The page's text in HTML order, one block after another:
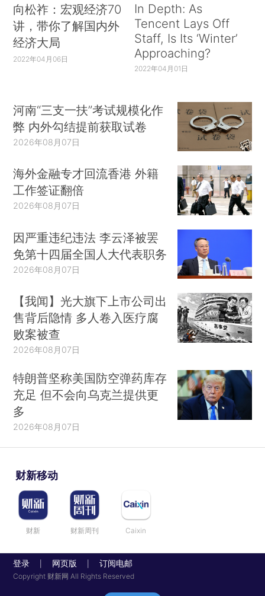
向松祚：宏观经济70
讲，带你了解国内外
经济大局
2022年04月06日
In Depth: As
Tencent Lays Off
Staff, Is Its ‘Winter’
Approaching?
2022年04月01日
河南“三支一扶”考试规模化作
弊 内外勾结提前获取试卷
2026年08月07日
海外金融专才回流香港 外籍
工作签证翻倍
2026年08月07日
因严重违纪违法 李云泽被罢
免第十四届全国人大代表职务
2026年08月07日
【我闻】光大旗下上市公司出
售背后隐情 多人卷入医疗腐
败案被查
2026年08月07日
特朗普坚称美国防空弹药库存
充足 但不会向乌克兰提供更
多
2026年08月07日
财新移动
财新 财新周刊 Caixin
登录 网页版 订阅电邮
Copyright 财新网 All Rights Reserved